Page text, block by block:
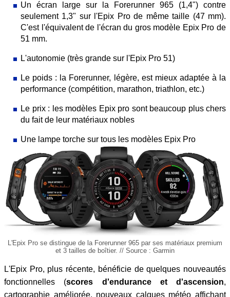
Un écran large sur la Forerunner 965 (1,4") contre
seulement 1,3" sur l'Epix Pro de même taille (47 mm).
C'est l'équivalent de l'écran du gros modèle Epix Pro de
51 mm.
L'autonomie (très grande sur l'Epix Pro 51)
Le poids : la Forerunner, légère, est mieux adaptée à la
performance (compétition, marathon, triathlon, etc.)
Le prix : les modèles Epix pro sont beaucoup plus chers
du fait de leur matériaux nobles
Une lampe torche sur tous les modèles Epix Pro
L'Epix Pro se distingue de la Forerunner 965 par ses matériaux premium
et 3 tailles de boîtier. // Source : Garmin
L'Epix Pro, plus récente, bénéficie de quelques nouveautés
fonctionnelles (scores d'endurance et d'ascension,
cartographie améliorée, nouveaux calques météo affichant